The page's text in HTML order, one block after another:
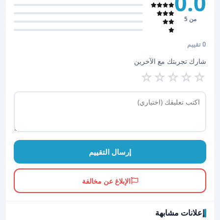
من 5
0 تقييم
شارك تجربتك مع الآخرين
☆
☆
☆
☆
☆
إرسال التقييم
الإبلاغ عن مخالفة
إعلانات مشابهة